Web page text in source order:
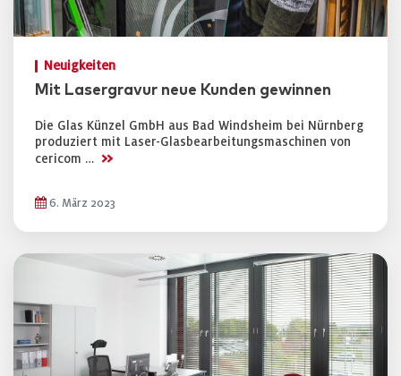
Neuigkeiten
Mit Lasergravur neue Kunden gewinnen
Die Glas Künzel GmbH aus Bad Windsheim bei Nürnberg
produziert mit Laser-Glasbearbeitungsmaschinen von
cericom … >>
6. März 2023